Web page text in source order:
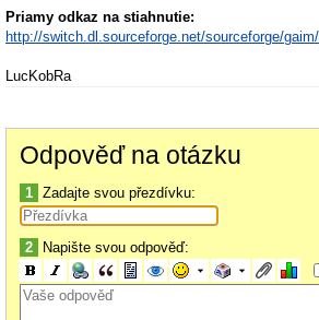
Priamy odkaz na stiahnutie:
http://switch.dl.sourceforge.net/sourceforge/
LucKobRa
Odpověď na otázku
1 Zadajte svou přezdívku:
2 Napište svou odpověď: